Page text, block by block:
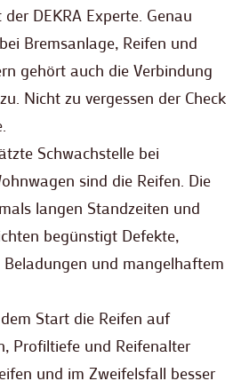
DEKRA Experte. Genau
Bremsanlage, Reifen und
gehört auch die Verbindung
Nicht zu vergessen der Check
Schwachstelle bei
sind die Reifen. Die
langen Standzeiten und
begünstigt Defekte,
und mangelhaftem
Start die Reifen auf
Profiltiefe und Reifenalter
und im Zweifelsfall besser